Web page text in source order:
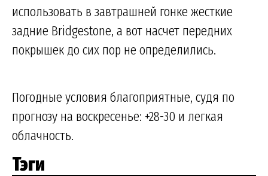
использовать в завтрашней гонке жесткие
задние Bridgestone, а вот насчет передних
покрышек до сих пор не определились.
Погодные условия благоприятные, судя по
прогнозу на воскресенье: +28-30 и легкая
облачность.
Тэги